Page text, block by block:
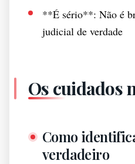
**É sério**: Não é
judicial de verdade
Os cuidados
Como
verdadeiro